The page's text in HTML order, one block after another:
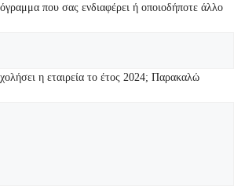
που σας ενδιαφέρει ή οποιοδήποτε άλλο
η εταιρεία το έτος 2024; Παρακαλώ